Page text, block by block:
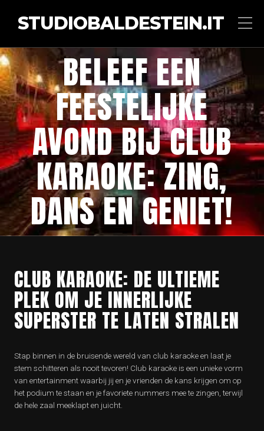
STUDIOBALDESTEIN.IT
BELEEF EEN
FEESTELIJKE
AVOND BIJ CLUB
KARAOKE: ZING,
DANS EN GENIET!
CLUB KARAOKE: DE ULTIEME
PLEK OM JE INNERLIJKE
SUPERSTER TE LATEN STRALEN
Stap binnen in de bruisende wereld van club karaoke en laat je
stem schitteren als nooit tevoren! Club karaoke is een unieke vorm
van entertainment waarbij jij en je vrienden de kans krijgen om op
het podium te staan en je favoriete nummers mee te zingen, terwijl
de hele zaal meeklapt en juicht.